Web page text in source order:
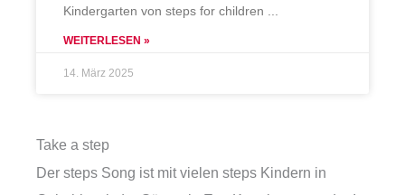
Kindergarten von steps for children
WEITERLESEN »
14. März 2025
Take a step
Der steps Song ist mit vielen steps Kindern in